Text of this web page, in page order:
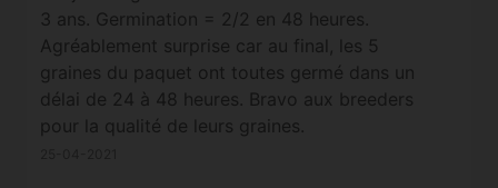
3 ans. Germination = 2/2 en 48 heures.
Agréablement surprise car au final, les 5
graines du paquet ont toutes germé dans un
délai de 24 à 48 heures. Bravo aux breeders
pour la qualité de leurs graines.